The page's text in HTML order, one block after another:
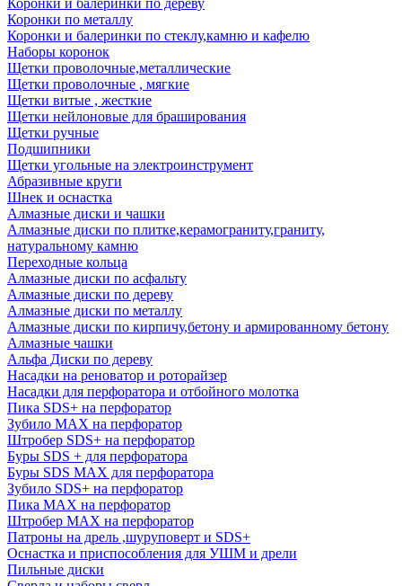
Коронки и балеринки по дереву
Коронки по металлу
Коронки и балеринки по стеклу,камню и кафелю
Наборы коронок
Щетки проволочные,металлические
Щетки проволочные , мягкие
Щетки витые , жесткие
Щетки нейлоновые для браширования
Щетки ручные
Подшипники
Щетки угольные на электроинструмент
Абразивные круги
Шнек и оснастка
Алмазные диски и чашки
Алмазные диски по плитке,керамограниту,граниту,
натуральному камню
Переходные кольца
Алмазные диски по асфальту
Алмазные диски по дереву
Алмазные диски по металлу
Алмазные диски по кирпичу,бетону и армированному бетону
Алмазные чашки
Альфа Диски по дереву
Насадки на реноватор и роторайзер
Насадки для перфоратора и отбойного молотка
Пика SDS+ на перфоратор
Зубило MAX на перфоратор
Штробер SDS+ на перфоратор
Буры SDS + для перфоратора
Буры SDS MAX для перфоратора
Зубило SDS+ на перфоратор
Пика MAX на перфоратор
Штробер MAX на перфоратор
Патроны на дрель ,шуруповерт и SDS+
Оснастка и приспособления для УШМ и дрели
Пильные диски